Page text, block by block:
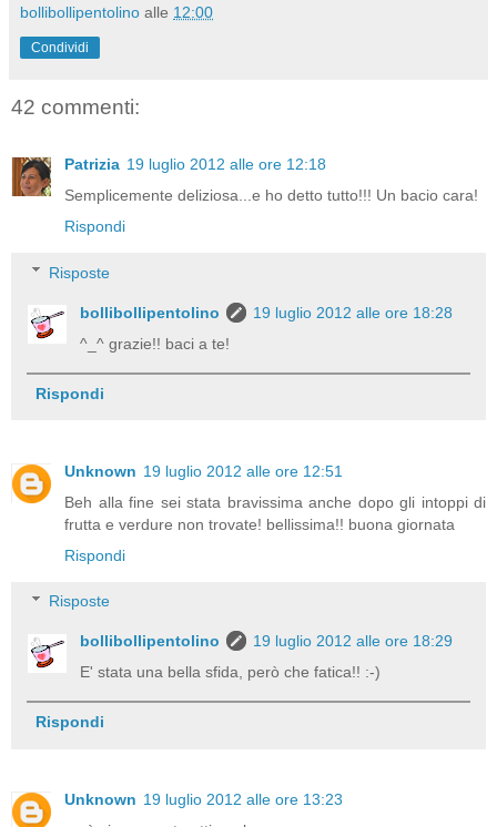
bollibollipentolino alle 12:00
Condividi
42 commenti:
Patrizia 19 luglio 2012 alle ore 12:18
Semplicemente deliziosa...e ho detto tutto!!! Un bacio cara!
Rispondi
Risposte
bollibollipentolino
19 luglio 2012 alle ore 18:28
^_^ grazie!! baci a te!
Rispondi
Unknown 19 luglio 2012 alle ore 12:51
Beh alla fine sei stata bravissima anche dopo gli intoppi di
frutta e verdure non trovate! bellissima!! buona giornata
Rispondi
Risposte
bollibollipentolino
19 luglio 2012 alle ore 18:29
E' stata una bella sfida, però che fatica!! :-)
Rispondi
Unknown 19 luglio 2012 alle ore 13:23